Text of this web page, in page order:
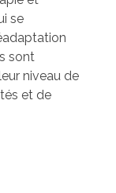
se
sont
niveau de
et de